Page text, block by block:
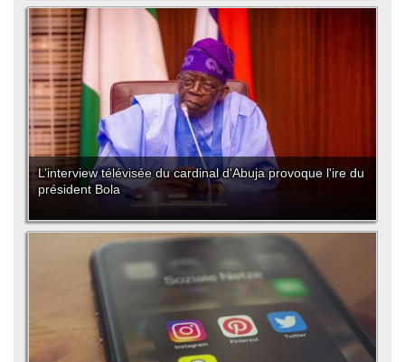
L’interview télévisée du cardinal d'Abuja provoque l'ire du
président Bola